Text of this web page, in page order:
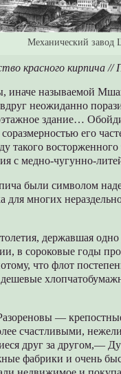
Механический завод
красного кирпича
иначе называемой
неожиданно
здание…
его
такого восторженного
с медно-чугунно-
были символом
для многих
державшая
в сороковые годы
что флот
—
счастливыми,
друг за другом,—
фабрики и очень